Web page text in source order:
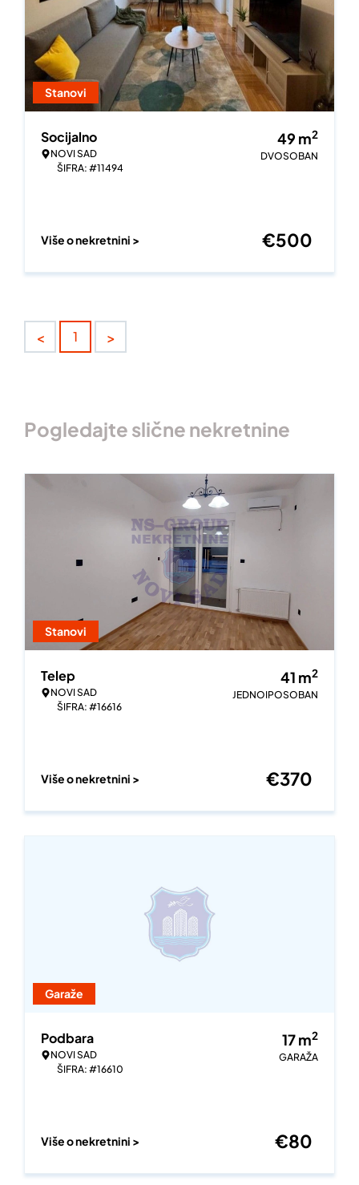
Stanovi
Socijalno
NOVI SAD
ŠIFRA: #11494
49 m2
DVOSOBAN
Više o nekretnini > €500
< 1 >
Pogledajte slične nekretnine
Stanovi
Telep
NOVI SAD
ŠIFRA: #16616
41 m2
JEDNOIPOSOBAN
Više o nekretnini > €370
Garaže
Podbara
NOVI SAD
ŠIFRA: #16610
17m2
GARAŽA
Više o nekretnini > €80